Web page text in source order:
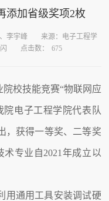
添加省级奖项2枚
李宇峰
来源：电子工程学
点击数： 675
院校技能竞赛“物联网应
院电子工程学院代表队
，获得一等奖、二等奖
专业自2021年成立以
用通用工具安装调试硬